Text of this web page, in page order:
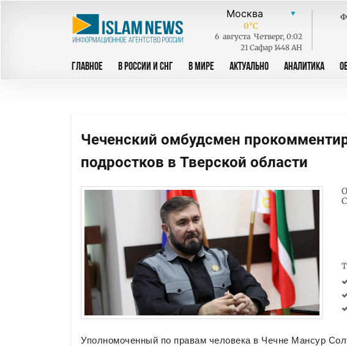
0°C
6 августа Четверг, 0:02
21 Сафар 1448 AH
ГЛАВНОЕ В РОССИИ И СНГ В МИРЕ АКТУАЛЬНО АНАЛИТИКА
Чеченский омбудсмен
подростков в Тверской области
Уполномоченный по правам человека в Чечне Мансур